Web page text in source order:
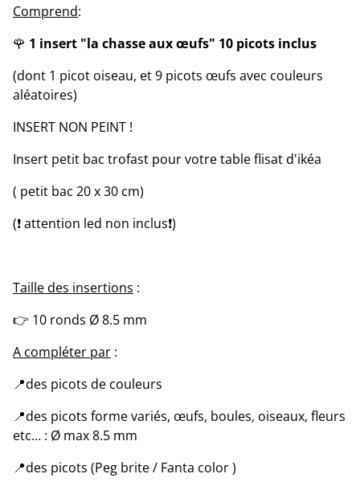
Comprend:
🌹 1 insert "la chasse aux œufs" 10 picots inclus
(dont 1 picot oiseau, et 9 picots œufs avec couleurs
aléatoires)
INSERT NON PEINT !
Insert petit bac trofast pour votre table flisat d'ikéa
( petit bac 20 x 30 cm)
(❗ attention led non inclus❗)
Taille des insertions :
👉 10 ronds Ø 8.5 mm
A compléter par :
📍des picots de couleurs
📍des picots forme variés, œufs, boules, oiseaux, fleurs
etc… : Ø max 8.5 mm
📍des picots (Peg brite / Fanta color )